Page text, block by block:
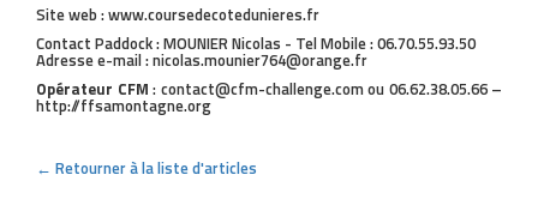
Site web : www.coursedecotedunieres.fr
Contact Paddock : MOUNIER Nicolas - Tel Mobile : 06.70.55.93.50
Adresse e-mail : nicolas.mounier764@orange.fr
Opérateur CFM : contact@cfm-challenge.com ou 06.62.38.05.66 –
http://ffsamontagne.org
← Retourner à la liste d'articles